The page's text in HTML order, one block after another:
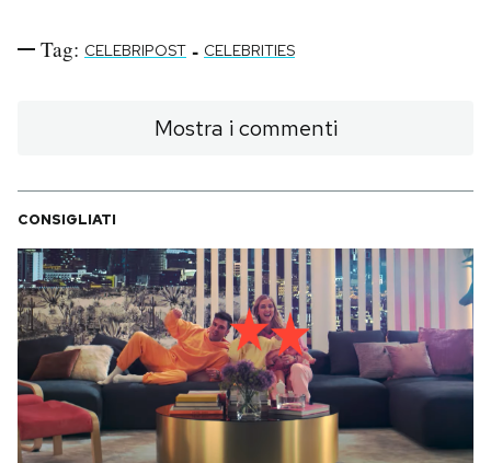
Tag: CELEBRIPOST - CELEBRITIES
Mostra i commenti
CONSIGLIATI